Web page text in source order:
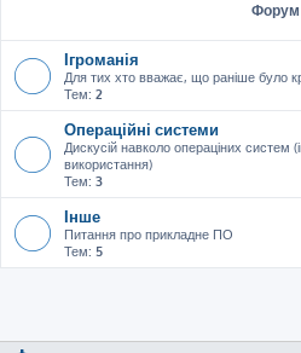
Форум
Ігроманія
Для тих хто вважає, що раніше було
Тем: 2
Операційні системи
Дискусій навколо операціних систем
використання)
Тем: 3
Інше
Питання про прикладне ПО
Тем: 5